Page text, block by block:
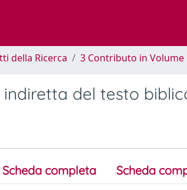
della Ricerca 3 Contributo in Volume
del testo
Scheda completa Scheda